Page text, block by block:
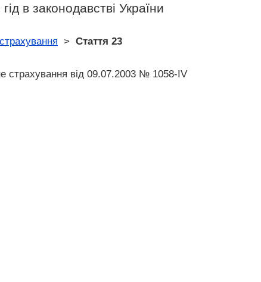
в законодавстві України
> Стаття 23
страхування від 09.07.2003 № 1058-IV